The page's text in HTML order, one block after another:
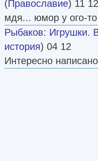
(Православие) 11 12
мдя... юмор у ого-
Рыбаков: Игрушки.
история) 04 12
Интересно